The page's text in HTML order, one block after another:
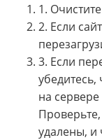
1.
2. Если
3. Если
убедитесь,
на
удалены, и